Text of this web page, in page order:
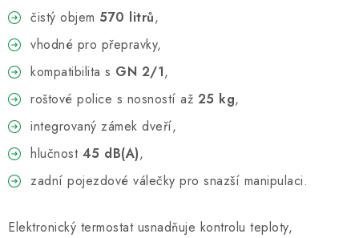
čistý objem 570 litrů,
vhodné pro přepravky,
kompatibilita s GN 2/1,
roštové police s nosností až 25 kg,
integrovaný zámek dveří,
hlučnost 45 dB(A),
zadní pojezdové válečky pro snazší manipulaci.
Elektronický termostat usnadňuje kontrolu teploty,